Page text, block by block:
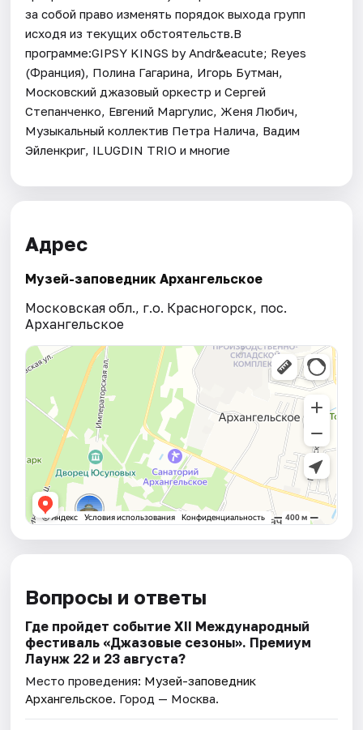
за собой право изменять порядок выхода групп
исходя из текущих обстоятельств.В
программе:GIPSY KINGS by Andr&eacute; Reyes
(Франция), Полина Гагарина, Игорь Бутман,
Московский джазовый оркестр и Сергей
Степанченко, Евгений Маргулис, Женя Любич,
Музыкальный коллектив Петра Налича, Вадим
Эйленкриг, ILUGDIN TRIO и многие
Адрес
Музей-заповедник Архангельское
Московская обл., г.о. Красногорск, пос.
Архангельское
Вопросы и ответы
Где пройдет событие XII Международный
фестиваль «Джазовые сезоны». Премиум
Лаунж 22 и 23 августа?
Место проведения: Музей-заповедник
Архангельское. Город — Москва.